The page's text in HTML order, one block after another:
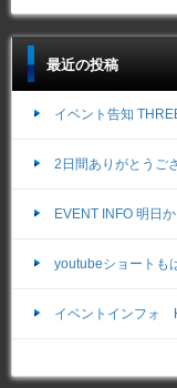
最近の投稿
イベント告知
2日間ありがとうご
EVENT INFO 明日
youtubeショートも
イベントインフォ